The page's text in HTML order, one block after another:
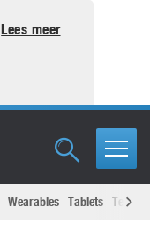
Lees meer
Wearables Tablets